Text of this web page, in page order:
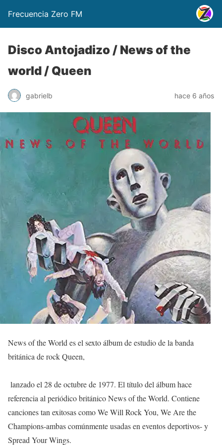
Frecuencia Zero FM
Disco Antojadizo / News of the
world / Queen
gabrielb hace 6 años
News of the World es el sexto álbum de estudio de la banda
británica de rock Queen,
lanzado el 28 de octubre de 1977. El título del álbum hace
referencia al periódico británico News of the World. Contiene
canciones tan exitosas como We Will Rock You,​ We Are the
Champions-ambas comúnmente usadas en eventos deportivos- y
Spread Your Wings.